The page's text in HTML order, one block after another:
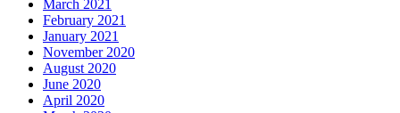
March 2021
February 2021
January 2021
November 2020
August 2020
June 2020
April 2020